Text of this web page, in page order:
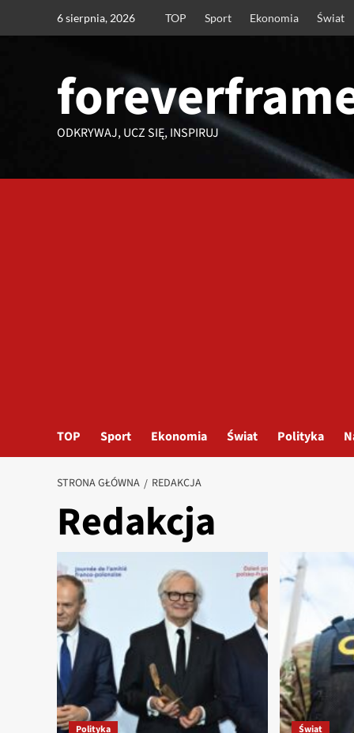
6 sierpnia, 2026 TOP Sport Ekonomia Świat
ODKRYWAJ, UCZ SIĘ, INSPIRUJ
TOP Sport Ekonomia Świat Polityka
STRONA GŁÓWNA REDAKCJA
Redakcja
Polityka Świat